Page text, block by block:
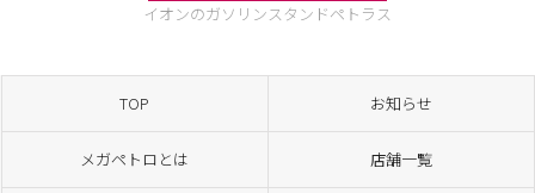
イオンのガソリンスタンドペトラス
TOP お知らせ
メガペトロとは 店舗一覧